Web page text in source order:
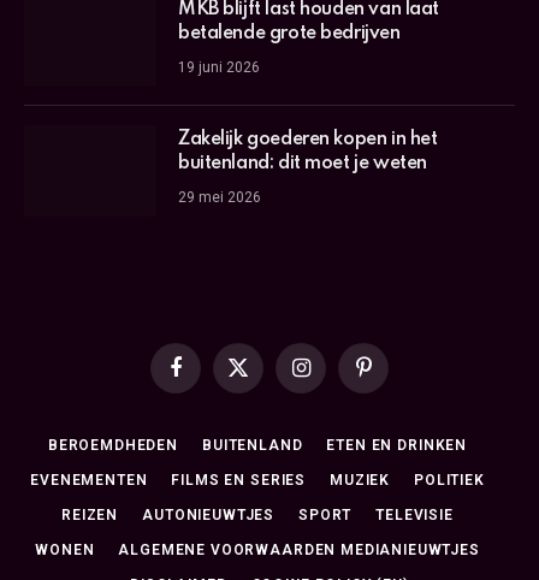
MKB blijft last houden van laat
betalende grote bedrijven
19 juni 2026
Zakelijk goederen kopen in het
buitenland: dit moet je weten
29 mei 2026
Facebook
X
InstagramPinterest
BEROEMDHEDEN BUITENLAND ETEN EN DRINKEN
EVENEMENTEN FILMS EN SERIES MUZIEK POLITIEK
REIZEN AUTONIEUWTJES SPORT TELEVISIE
WONEN ALGEMENE VOORWAARDEN MEDIANIEUWTJES